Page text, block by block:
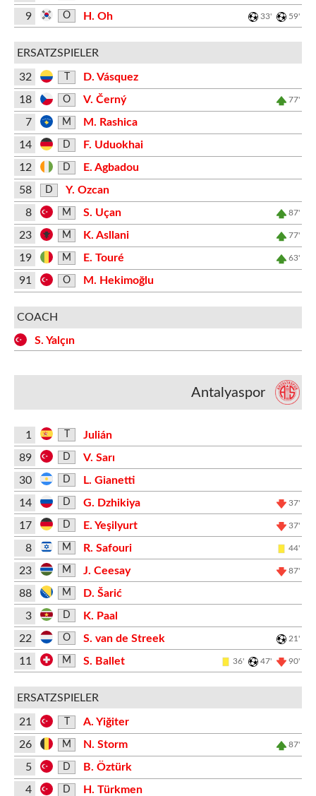
9 O H. Oh 33' 59'
ERSATZSPIELER
32
D. Vásquez
18
O V. Černý 77'
7 M
M. Rashica
14
D
F. Uduokhai
12
D
E. Agbadou
58
D
Y. Ozcan
8
M S. Uçan 87'
23 M K. Asllani 77'
19 M E. Touré 63'
91 O M. Hekimoğlu
COACH
S. Yalçın
Antalyaspor
1
Julián
89
D
V. Sarı
30
D
L. Gianetti
14
D G. Dzhikiya 37'
17 D E. Yeşilyurt 37'
8 M R. Safouri 44'
23 M J. Ceesay 87'
88 M
D. Šarić
3
D
K. Paal
22
O S. van de Streek 21'
11 M S. Ballet 36' 47' 90'
ERSATZSPIELER
21
A. Yiğiter
26
M N. Storm 87'
5 D
B. Öztürk
4
D H. Türkmen